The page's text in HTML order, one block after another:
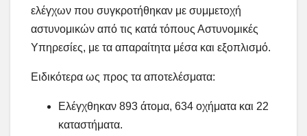
ελέγχων που συγκροτήθηκαν με συμμετοχή
αστυνομικών από τις κατά τόπους Αστυνομικές
Υπηρεσίες, με τα απαραίτητα μέσα και εξοπλισμό.
Ειδικότερα ως προς τα αποτελέσματα:
Ελέγχθηκαν 893 άτομα, 634 οχήματα και 22
καταστήματα.